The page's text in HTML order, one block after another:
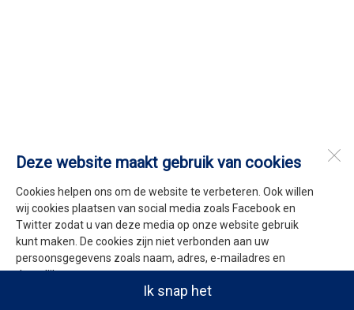
Deze website maakt gebruik van cookies
Cookies helpen ons om de website te verbeteren. Ook willen
wij cookies plaatsen van social media zoals Facebook en
Twitter zodat u van deze media op onze website gebruik
kunt maken. De cookies zijn niet verbonden aan uw
persoonsgegevens zoals naam, adres, e-mailadres en
dergelijke.
Ik snap het